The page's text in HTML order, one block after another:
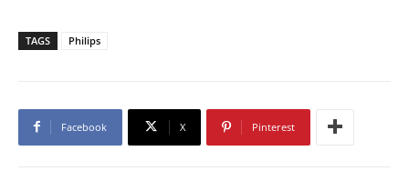
TAGS Philips
Facebook X Pinterest